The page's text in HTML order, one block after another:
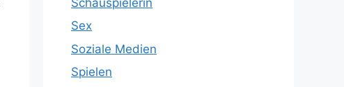
Sex
Soziale Medien
Spielen